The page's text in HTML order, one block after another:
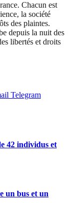
Chacun est
la société
des plaintes.
depuis la nuit des
libertés et droits
Telegram
42 individus et
un bus et un